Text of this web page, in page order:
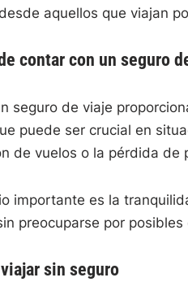
aquellos que viajan
contar con un seguro
seguro de viaje
puede ser crucial en
de vuelos o la pérdida de
importante es la
preocuparse por
sin seguro